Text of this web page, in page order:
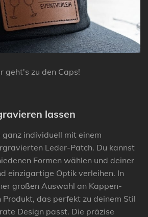
geht's zu den Caps!
lassen
individuell mit einem
Leder-Patch. Du kannst
Formen wählen und deiner
einzigartige Optik verleihen. In
großen Auswahl an Kappen-
das perfekt zu deinem Stil
Design passt. Die präzise